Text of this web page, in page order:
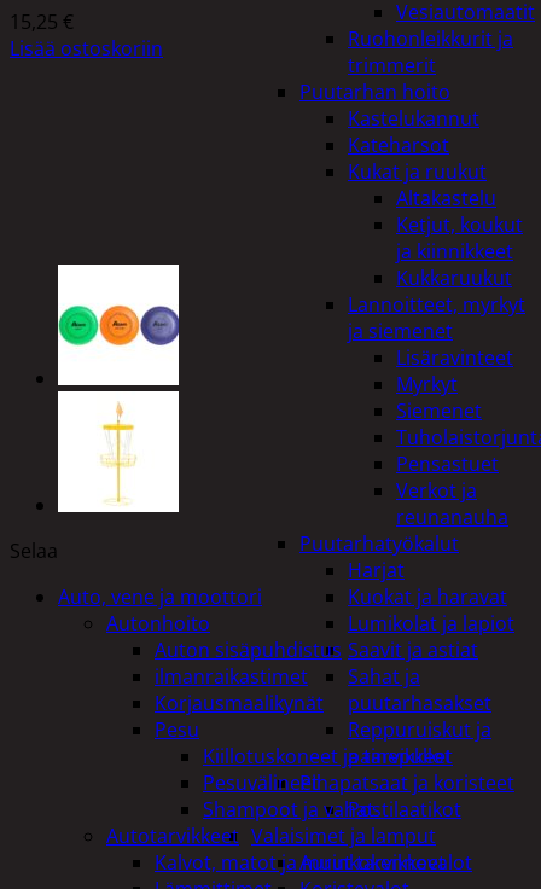
Vesiautomaatit
Ruohonleikkurit ja
trimmerit
Puutarhan hoito
Kastelukannut
Kateharsot
Kukat ja ruukut
Altakastelu
Ketjut, koukut
ja kiinnikkeet
Kukkaruukut
Lannoitteet, myrkyt
ja siemenet
Lisäravinteet
Myrkyt
Siemenet
Pensastuet
Verkot ja
reunanauha
Puutarhatyökalut
Harjat
Kuokat ja haravat
Lumikolat ja lapiot
Saavit ja astiat
Sahat ja
puutarhasakset
Reppuruiskut ja
painepullot
Pihapatsaat ja koristeet
Postilaatikot
Valaisimet ja lamput
Aurinkokennovalot
15,25 €
Lisää ostoskoriin
Selaa
Auto, vene ja moottori
Autonhoito
Auton sisäpuhdistus
ilmanraikastimet
Korjausmaalikynät
Pesu
Kiillotuskoneet ja tarvikkeet
Pesuvälineet
Shampoot ja vahat
Autotarvikkeet
Kalvot, matot ja muut tarvikkeet